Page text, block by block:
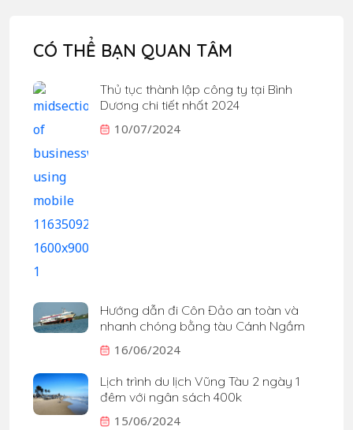
CÓ THỂ BẠN QUAN TÂM
Thủ tục thành lập công ty tại Bình
Dương chi tiết nhất 2024
10/07/2024
Hướng dẫn đi Côn Đảo an toàn và
nhanh chóng bằng tàu Cánh Ngầm
16/06/2024
Lịch trình du lịch Vũng Tàu 2 ngày 1
đêm với ngân sách 400k
15/06/2024